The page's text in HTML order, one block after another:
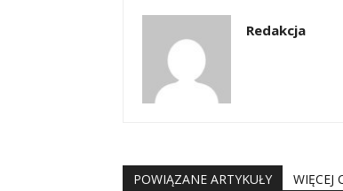
Redakcja
POWIĄZANE ARTYKUŁY WIĘCEJ